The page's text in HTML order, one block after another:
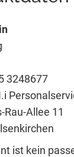
3248677
Allee 11
ist kein